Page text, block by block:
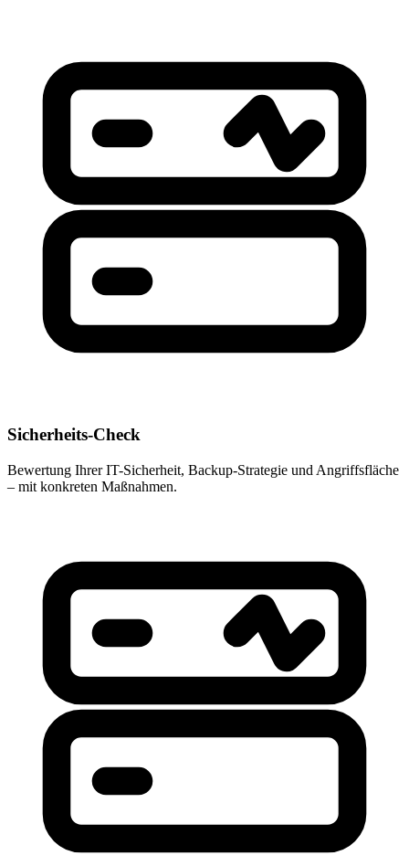
Sicherheits-Check
Bewertung Ihrer IT-Sicherheit, Backup-Strategie und Angriffsfläche
– mit konkreten Maßnahmen.